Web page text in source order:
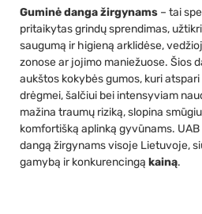
Guminė danga žirgynams – tai
pritaikytas grindų sprendimas,
saugumą ir higieną arklidėse,
zonose ar jojimo maniežuose. Šios
aukštos kokybės gumos, kuri
drėgmei, šalčiui bei intensyviam
mažina traumų riziką, slopina
komfortišką aplinką gyvūnams.
dangą žirgynams visoje Lietuvoje,
gamybą ir konkurencingą kainą.